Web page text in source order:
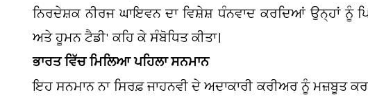
ਨਿਰਦੇਸ਼ਕ ਨੀਰਜ ਘਾਇਵਨ ਦਾ ਵਿਸ਼ੇਸ਼ ਧੰਨਵਾਦ ਕਰਦਿਆਂ ਉਨ੍ਹਾਂ ਨੂੰ
ਅਤੇ ਹੂਮਨ ਟੈਡੀ' ਕਹਿ ਕੇ ਸੰਬੋਧਿਤ ਕੀਤਾ।
ਭਾਰਤ ਵਿੱਚ ਮਿਲਿਆ ਪਹਿਲਾ ਸਨਮਾਨ
ਇਹ ਸਨਮਾਨ ਨਾ ਸਿਰਫ਼ ਜਾਹਨਵੀ ਦੇ ਅਦਾਕਾਰੀ ਕਰੀਅਰ ਨੂੰ ਮਜ਼ਬੂਤ